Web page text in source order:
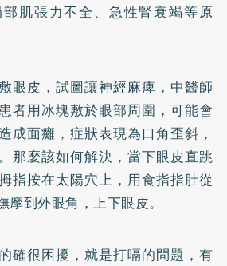
肌張力不全、急性腎衰竭等原
眼皮，試圖讓神經麻痺，中醫師
者用冰塊敷於眼部周圍，可能會
成面癱 ，症狀表現為口角歪斜，
那麼該如何解決，當下眼皮直跳
指按在太陽穴上，用食指指肚從
到外眼角，上下眼皮。
確很困擾，就是打嗝的問題，有